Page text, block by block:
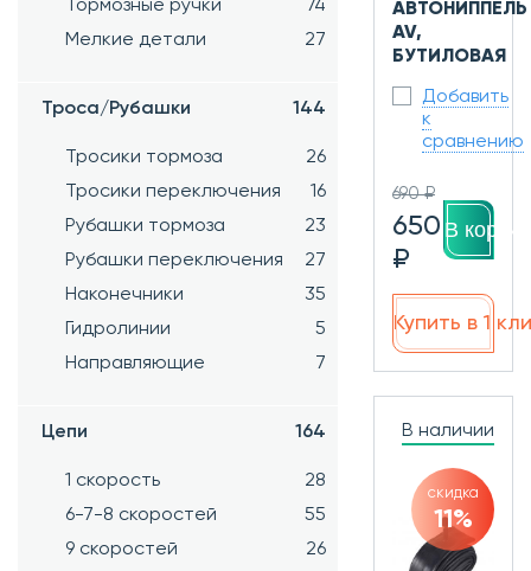
Тормозные ручки
74
Мелкие детали
27
Троса/Рубашки 144
Тросики тормоза
26
Тросики переключения
16
Рубашки тормоза
23
Рубашки переключения
27
Наконечники
35
Гидролинии
5
Направляющие
7
Цепи 164
1 скорость
28
6-7-8 скоростей
55
9 скоростей
26
АВТОНИППЕЛЬ
AV,
БУТИЛОВАЯ
Добавить
к
сравнению
690 ₽
650
₽
В
Купить в 1
В наличии
скидка
11%